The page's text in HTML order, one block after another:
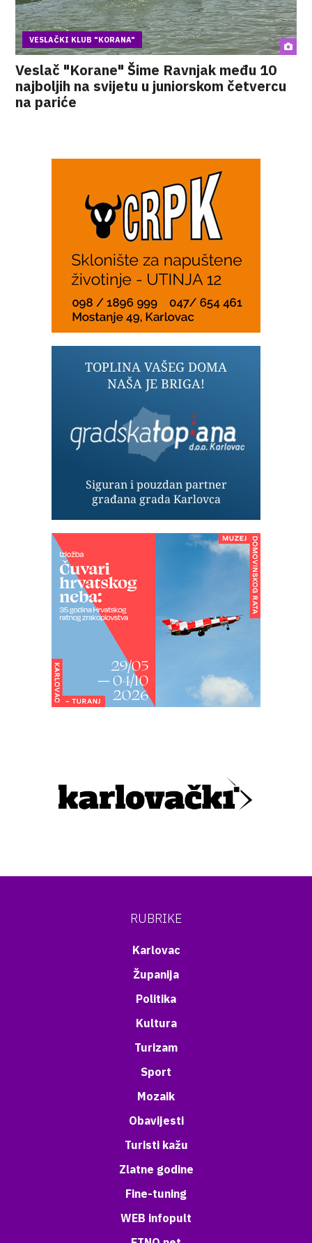
VESLAČKI KLUB "KORANA"
Veslač "Korane" Šime Ravnjak među 10
najboljih na svijetu u juniorskom četvercu
na pariće
RUBRIKE
Karlovac
Županija
Politika
Kultura
Turizam
Sport
Mozaik
Obavijesti
Turisti kažu
Zlatne godine
Fine-tuning
WEB infopult